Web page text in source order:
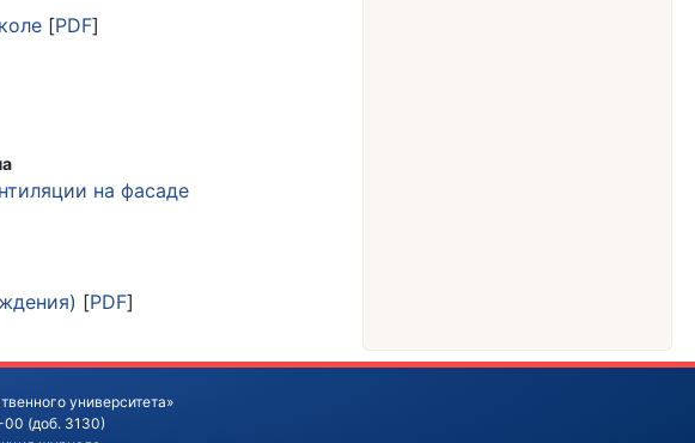
[PDF]
на фасаде
[PDF]
университета»
(доб. 3130)